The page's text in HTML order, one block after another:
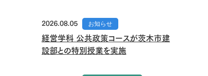
2026.08.05 お知らせ
経営学科 公共政策コースが茨木市建
設部との特別授業を実施